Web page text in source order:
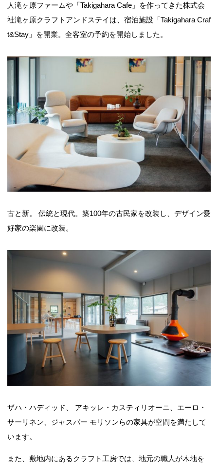
人滝ヶ原ファームや「Takigahara Cafe」を作ってきた株式会
社滝ヶ原クラフトアンドステイは、宿泊施設「Takigahara Craf
t&Stay」を開業。全客室の予約を開始しました。
古と新。 伝統と現代。築100年の古民家を改装し、デザイン愛
好家の楽園に改装。
ザハ・ハディッド、 アキッレ・カスティリオーニ、エーロ・
サーリネン、ジャスパー モリソンらの家具が空間を満たして
います。
また、敷地内にあるクラフト工房では、地元の職人が木地を